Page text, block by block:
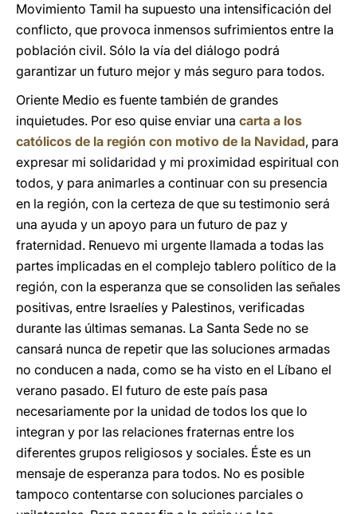
Movimiento Tamil ha supuesto una intensificación del
conflicto, que provoca inmensos sufrimientos entre la
población civil. Sólo la vía del diálogo podrá
garantizar un futuro mejor y más seguro para todos.
Oriente Medio es fuente también de grandes
inquietudes. Por eso quise enviar una carta a los
católicos de la región con motivo de la Navidad, para
expresar mi solidaridad y mi proximidad espiritual con
todos, y para animarles a continuar con su presencia
en la región, con la certeza de que su testimonio será
una ayuda y un apoyo para un futuro de paz y
fraternidad. Renuevo mi urgente llamada a todas las
partes implicadas en el complejo tablero político de la
región, con la esperanza que se consoliden las señales
positivas, entre Israelíes y Palestinos, verificadas
durante las últimas semanas. La Santa Sede no se
cansará nunca de repetir que las soluciones armadas
no conducen a nada, como se ha visto en el Líbano el
verano pasado. El futuro de este país pasa
necesariamente por la unidad de todos los que lo
integran y por las relaciones fraternas entre los
diferentes grupos religiosos y sociales. Éste es un
mensaje de esperanza para todos. No es posible
tampoco contentarse con soluciones parciales o